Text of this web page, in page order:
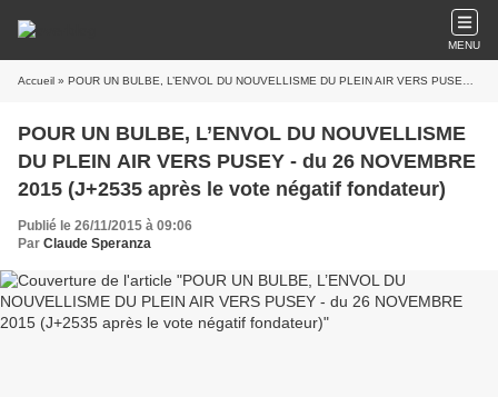
MENU
Accueil » POUR UN BULBE, L’ENVOL DU NOUVELLISME DU PLEIN AIR VERS PUSEY - du 26 NOVEMBRE 2015 (J+2535 après le vote négatif fondateur)
POUR UN BULBE, L’ENVOL DU NOUVELLISME
DU PLEIN AIR VERS PUSEY - du 26 NOVEMBRE
2015 (J+2535 après le vote négatif fondateur)
Publié le 26/11/2015 à 09:06
Par Claude Speranza